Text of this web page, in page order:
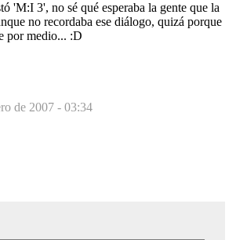
'M:I 3', no sé qué esperaba la gente que la
no recordaba ese diálogo, quizá porque
por medio... :D
de 2007 - 03:34